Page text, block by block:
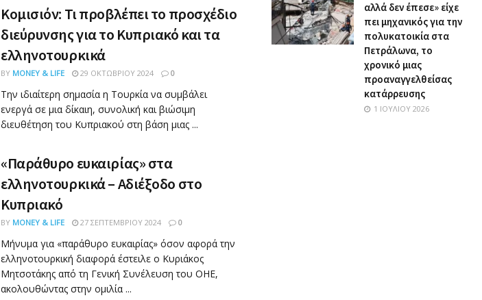
Κομισιόν: Τι προβλέπει το προσχέδιο
διεύρυνσης για το Κυπριακό και τα
ελληνοτουρκικά
BY MONEY & LIFE 29 ΟΚΤΩΒΡΊΟΥ 2024 0
Την ιδιαίτερη σημασία η Τουρκία να συμβάλει
ενεργά σε μια δίκαιη, συνολική και βιώσιμη
διευθέτηση του Κυπριακού στη βάση μιας ...
«Παράθυρο ευκαιρίας» στα
ελληνοτουρκικά – Αδιέξοδο στο
Κυπριακό
BY MONEY & LIFE 27 ΣΕΠΤΕΜΒΡΊΟΥ 2024 0
Μήνυμα για «παράθυρο ευκαιρίας» όσον αφορά την
ελληνοτουρκική διαφορά έστειλε ο Κυριάκος
Μητσοτάκης από τη Γενική Συνέλευση του ΟΗΕ,
ακολουθώντας στην ομιλία ...
αλλά δεν έπεσε» είχε
πει μηχανικός για την
πολυκατοικία στα
Πετράλωνα, το
χρονικό μιας
προαναγγελθείσας
κατάρρευσης
1 ΙΟΥΛΊΟΥ 2026